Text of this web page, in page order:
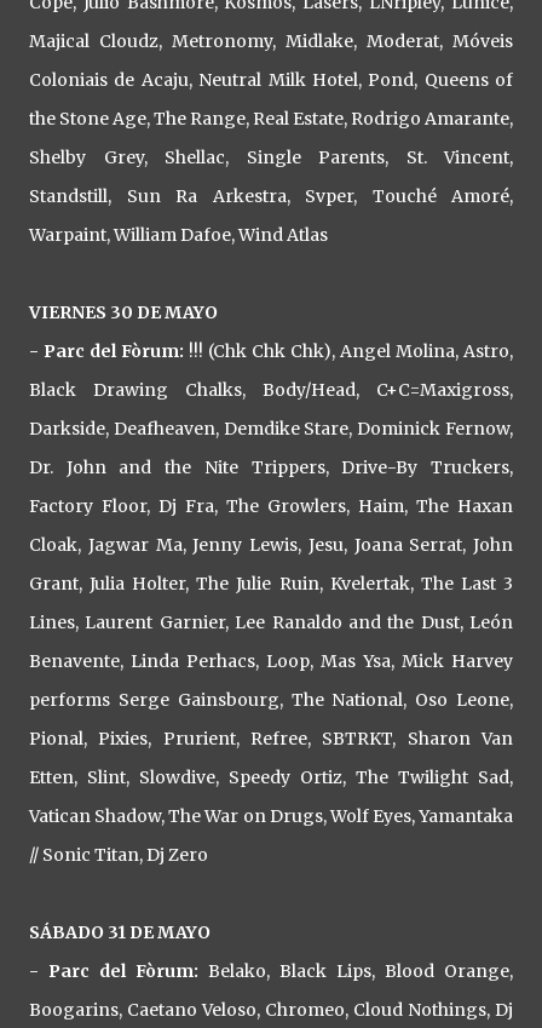
Majical Cloudz, Metronomy, Midlake, Moderat, Móveis
Coloniais de Acaju, Neutral Milk Hotel, Pond, Queens of
the Stone Age, The Range, Real Estate, Rodrigo Amarante,
Shelby Grey, Shellac, Single Parents, St. Vincent,
Standstill, Sun Ra Arkestra, Svper, Touché Amoré,
Warpaint, William Dafoe, Wind Atlas
VIERNES 30 DE MAYO
- Parc del Fòrum: !!! (Chk Chk Chk), Angel Molina, Astro,
Black Drawing Chalks, Body/Head, C+C=Maxigross,
Darkside, Deafheaven, Demdike Stare, Dominick Fernow,
Dr. John and the Nite Trippers, Drive-By Truckers,
Factory Floor, Dj Fra, The Growlers, Haim, The Haxan
Cloak, Jagwar Ma, Jenny Lewis, Jesu, Joana Serrat, John
Grant, Julia Holter, The Julie Ruin, Kvelertak, The Last 3
Lines, Laurent Garnier, Lee Ranaldo and the Dust, León
Benavente, Linda Perhacs, Loop, Mas Ysa, Mick Harvey
performs Serge Gainsbourg, The National, Oso Leone,
Pional, Pixies, Prurient, Refree, SBTRKT, Sharon Van
Etten, Slint, Slowdive, Speedy Ortiz, The Twilight Sad,
Vatican Shadow, The War on Drugs, Wolf Eyes, Yamantaka
// Sonic Titan, Dj Zero
SÁBADO 31 DE MAYO
- Parc del Fòrum: Belako, Black Lips, Blood Orange,
Boogarins, Caetano Veloso, Chromeo, Cloud Nothings, Dj